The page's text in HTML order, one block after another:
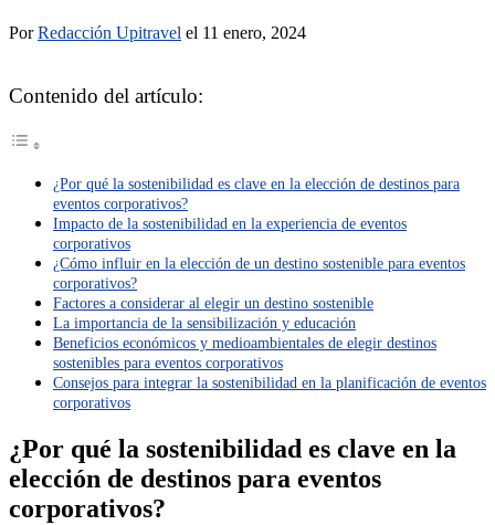
PorRedacción Upitravel el 11 enero, 2024
Contenido del artículo:
¿Por qué la sostenibilidad es clave en la elección de destinos para
eventos corporativos?
Impacto de la sostenibilidad en la experiencia de eventos
corporativos
¿Cómo influir en la elección de un destino sostenible para eventos
corporativos?
Factores a considerar al elegir un destino sostenible
La importancia de la sensibilización y educación
Beneficios económicos y medioambientales de elegir destinos
sostenibles para eventos corporativos
Consejos para integrar la sostenibilidad en la planificación de eventos
corporativos
¿Por qué la sostenibilidad es clave en la
elección de destinos para eventos
corporativos?